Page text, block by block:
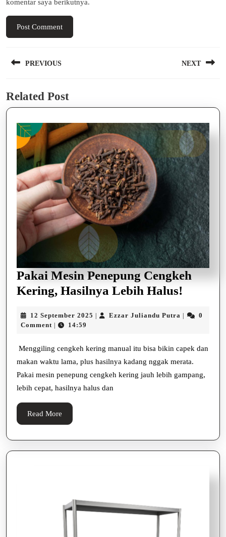
komentar saya berikutnya.
pos
PREVIOUS
post:
NEXT
Related Post
Pakai Mesin Penepung Cengkeh
Kering, Hasilnya Lebih Halus!
Kering,
Lebih
12 September 2025 12
| Ezzar Juliandu Putra Ezzar
|
0
Comment | 14:59
Menggiling cengkeh kering manual itu bisa bikin capek dan
makan waktu lama, plus hasilnya kadang nggak merata.
Pakai mesin penepung cengkeh kering jauh lebih gampang,
lebih cepat, hasilnya halus dan
Read More
More